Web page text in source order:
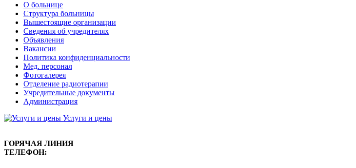
О больнице
Структура больницы
Вышестоящие организации
Сведения об учредителях
Объявления
Вакансии
Политика конфиденциальности
Мед. персонал
Фотогалерея
Отделение радиотерапии
Учредительные документы
Администрация
Услуги и цены
ГОРЯЧАЯ ЛИНИЯ
ТЕЛЕФОН: